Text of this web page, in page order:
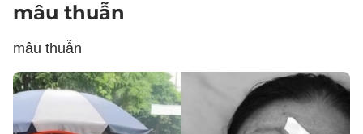
mâu thuẫn
mâu thuẫn